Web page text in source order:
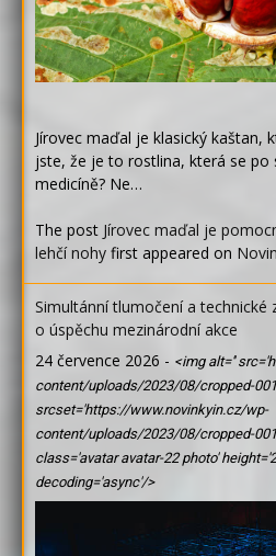
Jírovec maďal je klasický kaštan,
jste, že je to rostlina, která se po
medicíně? Ne…
The post Jírovec maďal je
lehčí nohy first appeared on
Simultánní tlumočení a technické
o úspěchu mezinárodní akce
24 července 2026 - <img alt=''
content/uploads/2023/08/cropped-
srcset='https://www.novinkyin.cz/wp-
content/uploads/2023/08/cropped-
class='avatar avatar-22 photo'
decoding='async'/>